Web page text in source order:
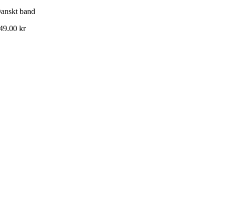
band
kr